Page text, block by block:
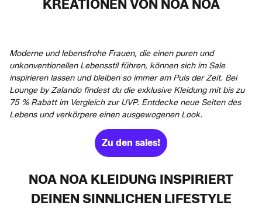
REATIONEN VON NOA NOA
Moderne und lebensfrohe Frauen, die einen puren und
unkonventionellen Lebensstil führen, können sich im Sale
inspirieren lassen und bleiben so immer am Puls der Zeit. Bei
Lounge by Zalando findest du die exklusive Kleidung mit bis zu
75 % Rabatt im Vergleich zur UVP. Entdecke neue Seiten des
Lebens und verkörpere einen ausgewogenen Look.
Zu den sales!
NOA NOA KLEIDUNG INSPIRIERT
DEINEN SINNLICHEN LIFESTYLE